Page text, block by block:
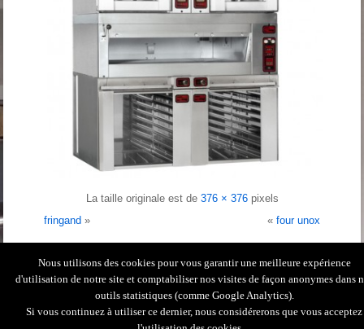
La taille originale est de 376 × 376pixels
fringand » « four unox
Contactez-nous|Conception & réalisation|
|Création site Internet|
Mentions Légales
Copyright © 2026. M.A.T.O.S. Tous droits réservés.
Nous utilisons des cookies pour vous garantir une meilleure expérience
d'utilisation de notre site et comptabiliser nos visites de façon anonymes dans
outils statistiques (comme Google Analytics).
Si vous continuez à utiliser ce dernier, nous considérerons que vous acceptez